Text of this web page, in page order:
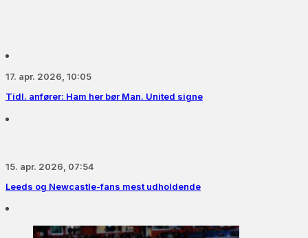
17. apr. 2026, 10:05
Tidl. anfører: Ham her bør Man. United signe
15. apr. 2026, 07:54
Leeds og Newcastle-fans mest udholdende